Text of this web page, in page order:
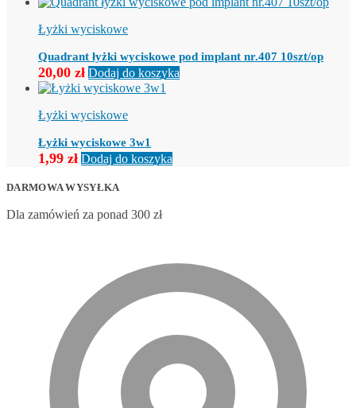
Łyżki wyciskowe
Quadrant łyżki wyciskowe pod implant nr.407 10szt/op
20,00 zł Dodaj do koszyka
Łyżki wyciskowe
Łyżki wyciskowe 3w1
1,99 zł Dodaj do koszyka
DARMOWA WYSYŁKA
Dla zamówień za ponad 300 zł